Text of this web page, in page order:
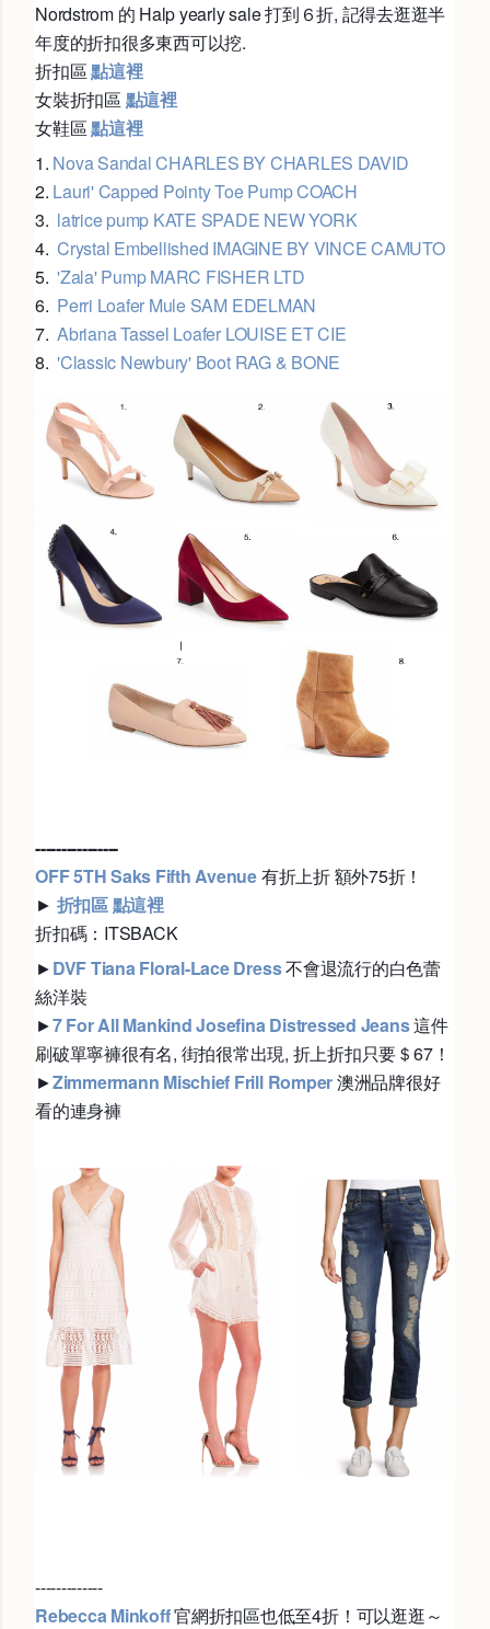
Nordstrom 的 Halp yearly sale 打到６折, 記得去逛逛半
年度的折扣很多東西可以挖.
折扣區點這裡
女裝折扣區 點這裡
女鞋區點這裡
1. Nova Sandal CHARLES BY CHARLES DAVID
2. Lauri' Capped Pointy Toe Pump COACH
3. latrice pump KATE SPADE NEW YORK
4.Crystal Embellished IMAGINE BY VINCE CAMUTO
5.'Zala' Pump MARC FISHER LTD
6. Perri Loafer Mule SAM EDELMAN
7.Abriana Tassel Loafer LOUISE ET CIE
8.'Classic Newbury' Boot RAG & BONE
----------------
OFF 5TH Saks Fifth Avenue有折上折 額外75折！
► 折扣區 點這裡
折扣碼：ITSBACK
►DVF Tiana Floral-Lace Dress不會退流行的白色蕾
絲洋裝
►7 For All Mankind Josefina Distressed Jeans這件
刷破單寧褲很有名, 街拍很常出現, 折上折扣只要＄67！
►Zimmermann Mischief Frill Romper澳洲品牌很好
看的連身褲
-------------
Rebecca Minkoff官網折扣區也低至4折！可以逛逛～